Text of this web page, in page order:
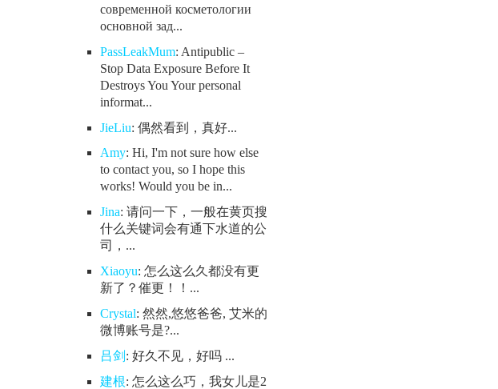
современной косметологии
основной зад...
PassLeakMum: Antipublic –
Stop Data Exposure Before It
Destroys You Your personal
informat...
JieLiu: 偶然看到，真好...
Amy: Hi, I'm not sure how else
to contact you, so I hope this
works! Would you be in...
Jina: 请问一下，一般在黄页搜
什么关键词会有通下水道的公
司，...
Xiaoyu: 怎么这么久都没有更
新了？催更！！...
Crystal: 然然,悠悠爸爸, 艾米的
微博账号是?...
吕剑 : 好久不见，好吗 ...
建根: 怎么这么巧，我女儿是2